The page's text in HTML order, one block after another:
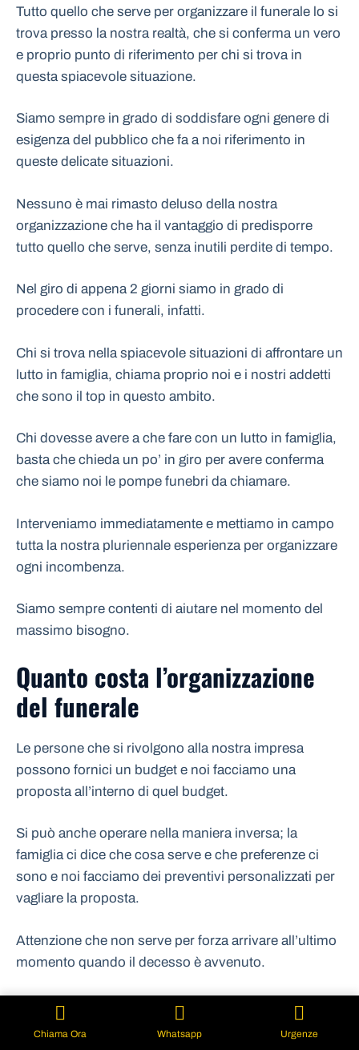
Tutto quello che serve per organizzare il funerale lo si
trova presso la nostra realtà, che si conferma un vero
e proprio punto di riferimento per chi si trova in
questa spiacevole situazione.
Siamo sempre in grado di soddisfare ogni genere di
esigenza del pubblico che fa a noi riferimento in
queste delicate situazioni.
Nessuno è mai rimasto deluso della nostra
organizzazione che ha il vantaggio di predisporre
tutto quello che serve, senza inutili perdite di tempo.
Nel giro di appena 2 giorni siamo in grado di
procedere con i funerali, infatti.
Chi si trova nella spiacevole situazioni di affrontare un
lutto in famiglia, chiama proprio noi e i nostri addetti
che sono il top in questo ambito.
Chi dovesse avere a che fare con un lutto in famiglia,
basta che chieda un po’ in giro per avere conferma
che siamo noi le pompe funebri da chiamare.
Interveniamo immediatamente e mettiamo in campo
tutta la nostra pluriennale esperienza per organizzare
ogni incombenza.
Siamo sempre contenti di aiutare nel momento del
massimo bisogno.
Quanto costa l’organizzazione
del funerale
Le persone che si rivolgono alla nostra impresa
possono fornici un budget e noi facciamo una
proposta all’interno di quel budget.
Si può anche operare nella maniera inversa; la
famiglia ci dice che cosa serve e che preferenze ci
sono e noi facciamo dei preventivi personalizzati per
vagliare la proposta.
Attenzione che non serve per forza arrivare all’ultimo
momento quando il decesso è avvenuto.
Siamo sempre disponibili come Imprese funebri
Monza a metterci d’accordo per un servizio funebre
Chiama Ora Whatsapp Urgenze